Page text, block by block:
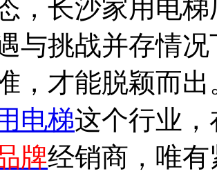
，长沙家用电
与挑战并存情
，才能脱颖而
电梯这个行业
牌经销商，唯